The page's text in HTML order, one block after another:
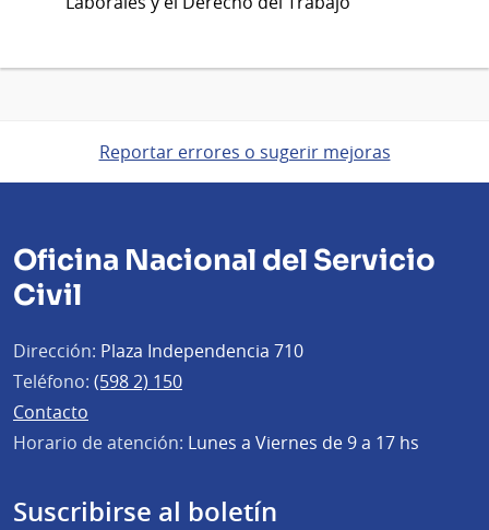
Reportar errores o sugerir mejoras
Oficina Nacional del Servicio
Civil
Dirección: Plaza Independencia 710
Teléfono: (598 2) 150
Contacto
Horario de atención: Lunes a Viernes de 9 a 17 hs
Suscribirse al boletín